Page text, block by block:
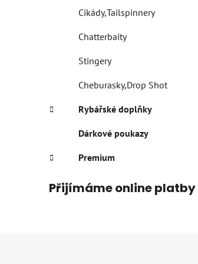
Cikády,Tailspinnery
Chatterbaity
Stingery
Cheburasky,Drop Shot
Rybářské doplňky
Dárkové poukazy
Premium
Přijímáme online platby